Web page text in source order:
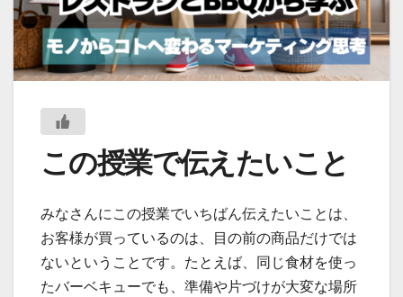
この授業で伝えたいこと
みなさんにこの授業でいちばん伝えたいことは、
お客様が買っているのは、目の前の商品だけでは
ないということです。たとえば、同じ食材を使っ
たバーベキューでも、準備や片づけが大変な場所